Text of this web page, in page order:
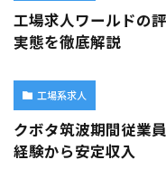
工場求人ワールドの
実態を徹底解説
工場系求人
クボタ筑波期間従業
経験から安定収入